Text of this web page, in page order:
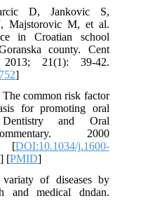
D, Jankovic S,
Majstorovic M, et al.
in Croatian school
county. Cent
21(1): 39-42.
The common risk factor
for promoting oral
Dentistry and Oral
2000
[DOI:10.1034/j.1600-
] [PMID
variaty of diseases by
and medical dndan.